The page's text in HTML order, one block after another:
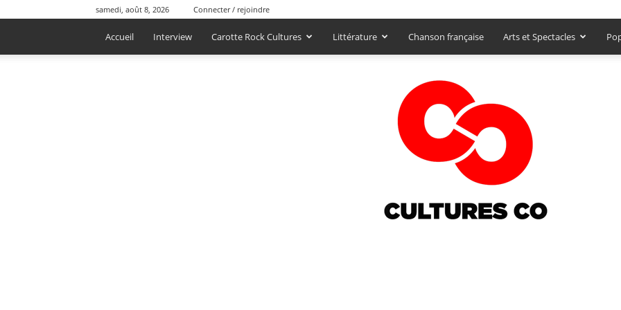
samedi, août 8, 2026 Connecter / rejoindre
Accueil Interview Carotte Rock Cultures Littérature Chanson française Arts et Spectacles